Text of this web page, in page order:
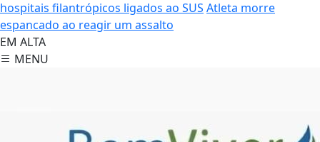
hospitais filantrópicos ligados ao SUS Atleta morre
espancado ao reagir um assalto
EM ALTA
MENU